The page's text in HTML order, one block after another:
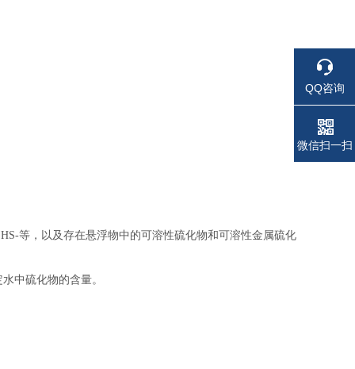
等，以及存在悬浮物中的可溶性硫化物和可溶性金属硫化
中硫化物的含量。
QQ咨询
电话
电话
微信扫一扫